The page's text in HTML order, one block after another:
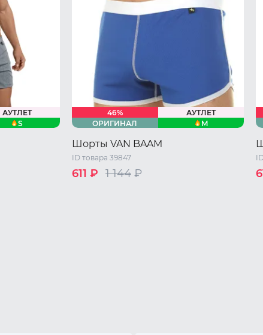
АУТЛЕТ
S
46%
АУТЛЕТ
ОРИГИНАЛ
M
Шорты VAN BAAM
ID товара 39847
611 ₽ 1 144 ₽